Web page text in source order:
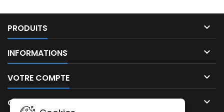
PRODUITS 
INFORMATIONS 
VOTRE COMPTE 
CONTACT 